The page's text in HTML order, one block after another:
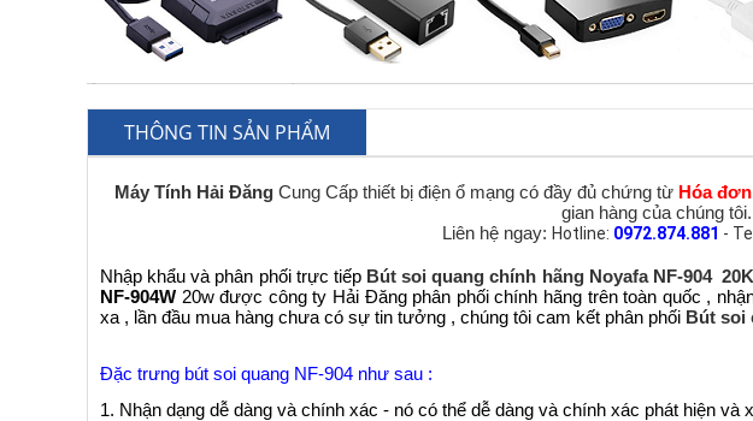
THÔNG TIN SẢN PHẨM
Máy Tính Hải ĐăngCung Cấp thiết bị điện ổ mạng có đầy đủ chứng từ Hóa đơn
gian hàng của chúng tôi.
Liên hệ ngay: Hotline: 0972.874.881 -
Nhập khẩu và phân phối trực tiếp Bút soi quang chính hãng Noyafa NF-904
NF-904W 20w được công ty Hải Đăng phân phối chính hãng trên toàn quốc ,
xa , lần đầu mua hàng chưa có sự tin tưởng , chúng tôi cam kết phân phối Bút soi
Đặc trưng bút soi quang NF-904 như sau :
1. Nhận dạng dễ dàng và chính xác - nó có thể dễ dàng và chính xác phát hiện